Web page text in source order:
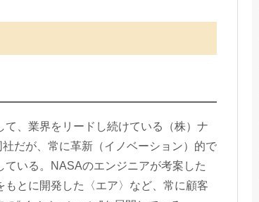
、業界をリードし続けている（株）ナ
だが、常に革新（イノベーション）的で
いる。NASAのエンジニアが考案した
とに開発した〈エア〉など、常に顧客